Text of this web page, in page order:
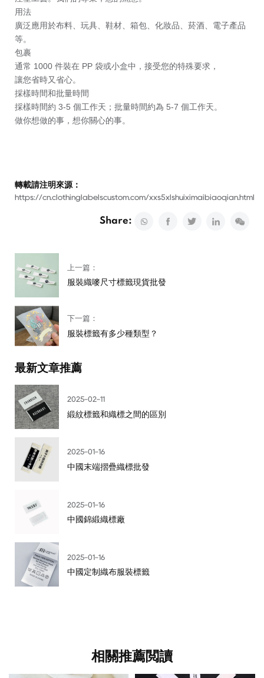
用法
廣泛應用於布料、玩具、鞋材、箱包、化妝品、菸酒、電子產品
等。
包裹
通常 1000 件裝在 PP 袋或小盒中，接受您的特殊要求，
讓您省時又省心。
採樣時間和批量時間
採樣時間約 3-5 個工作天；批量時間約為 5-7 個工作天。
做你想做的事，想你關心的事。
轉載請注明來源：
https://cn.clothinglabelscustom.com/xxs5xlshuiximaibiaoqian.html
Share:
上一篇：
服裝織嘜尺寸標籤現貨批發
下一篇：
服裝標籤有多少種類型？
最新文章推薦
2025-02-11
緞紋標籤和織標之間的區別
2025-01-16
中國末端摺疊織標批發
2025-01-16
中國錦緞織標廠
2025-01-16
中國定制織布服裝標籤
相關推薦閲讀